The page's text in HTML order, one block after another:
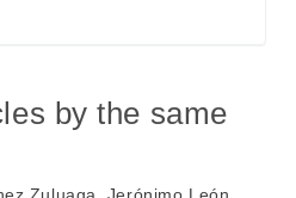
by the same